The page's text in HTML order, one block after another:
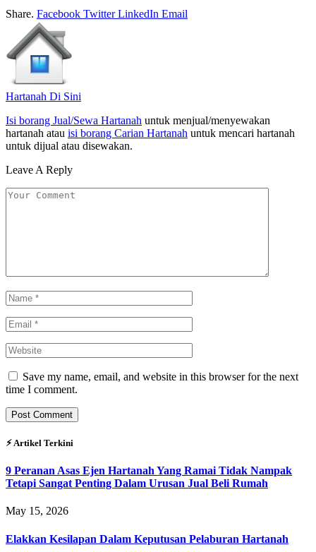
Share. Facebook Twitter LinkedIn Email
Hartanah Di Sini
Isi borang Jual/Sewa Hartanah untuk menjual/menyewakan
hartanah atau isi borang Carian Hartanah untuk mencari hartanah
untuk dijual atau disewakan.
Leave A Reply
Save my name, email, and website in this browser for the next
time I comment.
⚡︎ Artikel Terkini
9 Peranan Asas Ejen Hartanah Yang Ramai Tidak Nampak
Tetapi Sangat Penting Dalam Urusan Jual Beli Rumah
May 15, 2026
Elakkan Kesilapan Dalam Keputusan Pelaburan Hartanah